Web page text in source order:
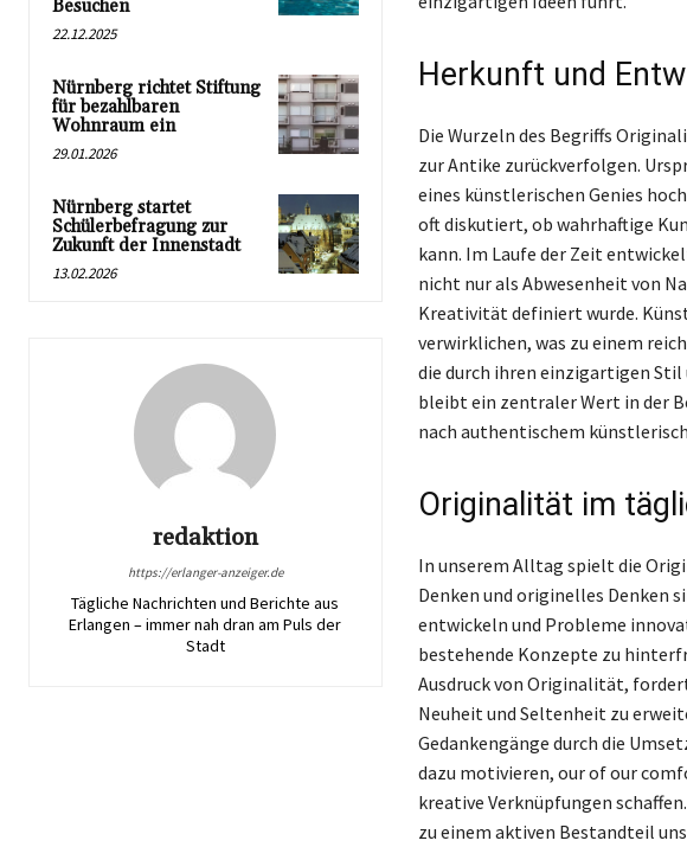
Besuchen
22.12.2025
Nürnberg richtet Stiftung
für bezahlbaren
Wohnraum ein
29.01.2026
Nürnberg startet
Schülerbefragung zur
Zukunft der Innenstadt
13.02.2026
redaktion
https://erlanger-anzeiger.de
Tägliche Nachrichten und Berichte aus
Erlangen – immer nah dran am Puls der
Stadt
Herkunft und
Die Wurzeln des Begriffs
zur Antike zurückverfolgen.
eines künstlerischen Genies
oft diskutiert, ob wahrhaftige
kann. Im Laufe der Zeit
nicht nur als Abwesenheit von
Kreativität definiert wurde.
verwirklichen, was zu einem
die durch ihren einzigartigen
bleibt ein zentraler Wert in der
nach authentischem
Originalität im
In unserem Alltag spielt die
Denken und originelles Denken
entwickeln und Probleme
bestehende Konzepte zu
Ausdruck von Originalität,
Neuheit und Seltenheit zu
Gedankengänge durch die
dazu motivieren, our of our
kreative Verknüpfungen
zu einem aktiven Bestandteil